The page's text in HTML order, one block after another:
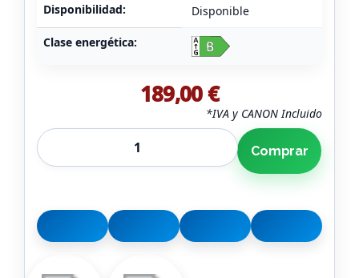
Disponibilidad: Disponible
Clase energética:
189,00 €
*IVA y CANON Incluido
Comprar